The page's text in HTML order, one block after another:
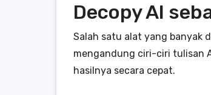
Decopy AI
Salah satu alat yang banyak
mengandung ciri-ciri tulisan
hasilnya secara cepat.